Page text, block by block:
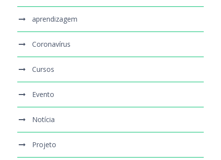
aprendizagem
Coronavírus
Cursos
Evento
Notícia
Projeto